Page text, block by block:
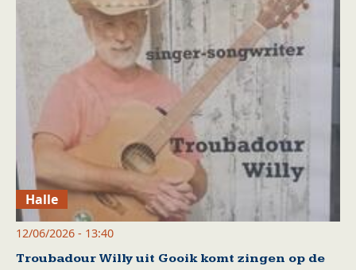
Halle
12/06/2026 - 13:40
Troubadour Willy uit Gooik komt zingen op de